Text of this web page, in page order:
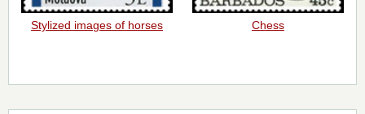
Stylized images of horses Chess